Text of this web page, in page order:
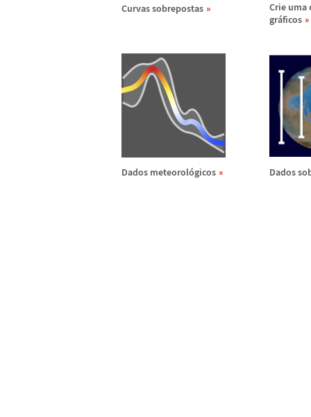
Curvas sobrepostas
Crie uma
gráficos
Dados meteorológicos Dados